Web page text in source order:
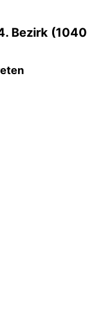
Bezirk (1040